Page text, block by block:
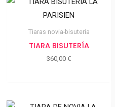
Tiaras novia-bisuteria
TIARA BISUTERÍA
360,00€